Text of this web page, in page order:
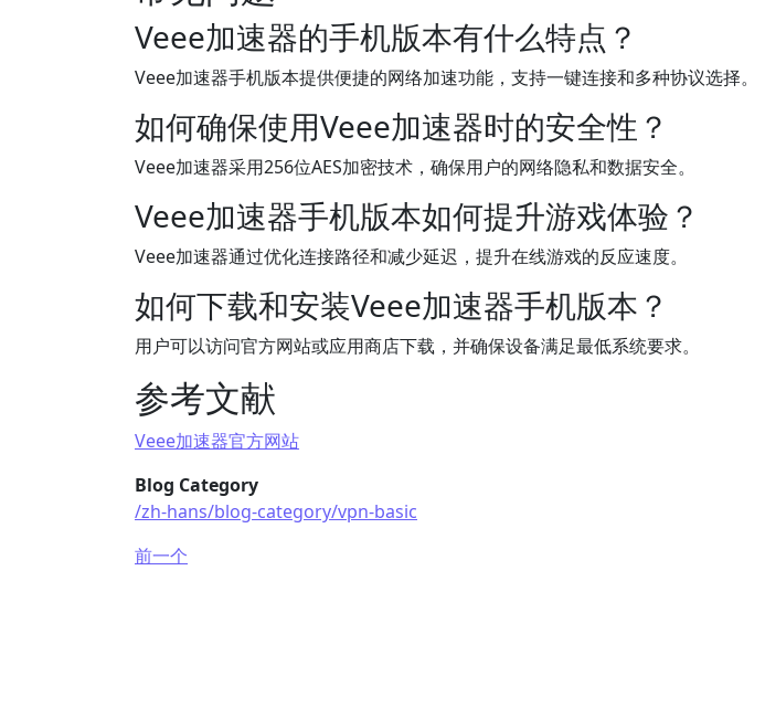
Veee加速器的手机版本有什么特点？
Veee加速器手机版本提供便捷的网络加速功能，支持一键连接和多种协议选择。
如何确保使用Veee加速器时的安全性？
Veee加速器采用256位AES加密技术，确保用户的网络隐私和数据安全。
Veee加速器手机版本如何提升游戏体验？
Veee加速器通过优化连接路径和减少延迟，提升在线游戏的反应速度。
如何下载和安装Veee加速器手机版本？
用户可以访问官方网站或应用商店下载，并确保设备满足最低系统要求。
参考文献
Veee加速器官方网站
Blog Category
/zh-hans/blog-category/vpn-basic
前一个